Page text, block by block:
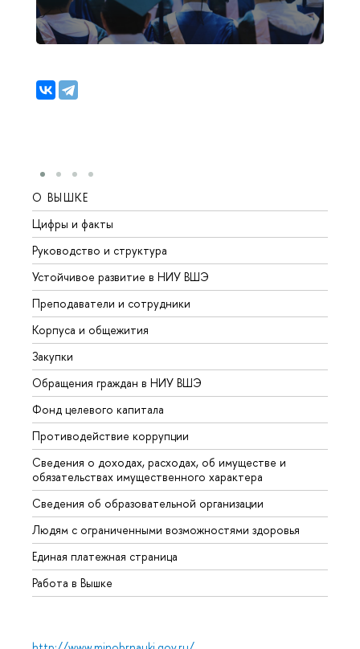
О ВЫШКЕ
Цифры и факты
Руководство и структура
Устойчивое развитие в НИУ ВШЭ
Преподаватели и сотрудники
Корпуса и общежития
Закупки
Обращения граждан в НИУ ВШЭ
Фонд целевого капитала
Противодействие коррупции
Сведения о доходах, расходах, об имуществе и
обязательствах имущественного характера
Сведения об образовательной организации
Людям с ограниченными возможностями здоровья
Единая платежная страница
Работа в Вышке